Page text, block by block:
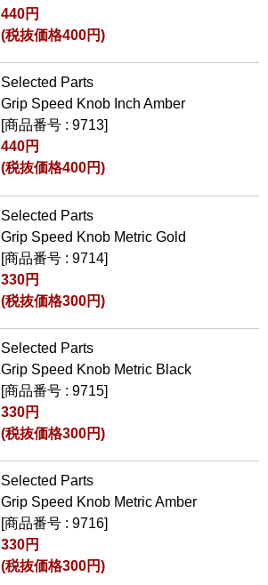
440円
(税抜価格400円)
Selected Parts
Grip Speed Knob Inch Amber
[商品番号 : 9713]
440円
(税抜価格400円)
Selected Parts
Grip Speed Knob Metric Gold
[商品番号 : 9714]
330円
(税抜価格300円)
Selected Parts
Grip Speed Knob Metric Black
[商品番号 : 9715]
330円
(税抜価格300円)
Selected Parts
Grip Speed Knob Metric Amber
[商品番号 : 9716]
330円
(税抜価格300円)